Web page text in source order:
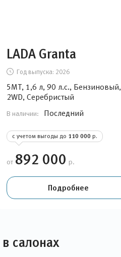
LADA Granta
Год выпуска: 2026
5MT, 1,6 л, 90 л.с., Бензиновый,
2WD, Серебристый
В наличии: Последний
с учетом выгоды до 110 000 р.
от 892 000 р.
Подробнее
салонах